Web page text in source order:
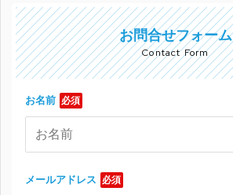
お問合せフォーム
Contact Form
お名前 必須
メールアドレス 必須